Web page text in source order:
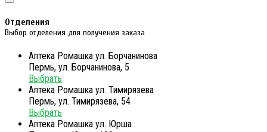
Отделения
Выбор отделения для получения заказа
Аптека Ромашка ул. Борчанинова
Пермь, ул. Борчанинова, 5
Выбрать
Аптека Ромашка ул. Тимирязева
Пермь, ул. Тимирязева, 54
Выбрать
Аптека Ромашка ул. Юрша